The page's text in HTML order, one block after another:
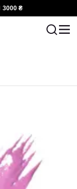
3000 ₴